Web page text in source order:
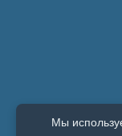
Мы